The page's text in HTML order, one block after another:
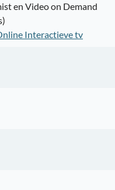
en Video on Demand
Interactieve tv